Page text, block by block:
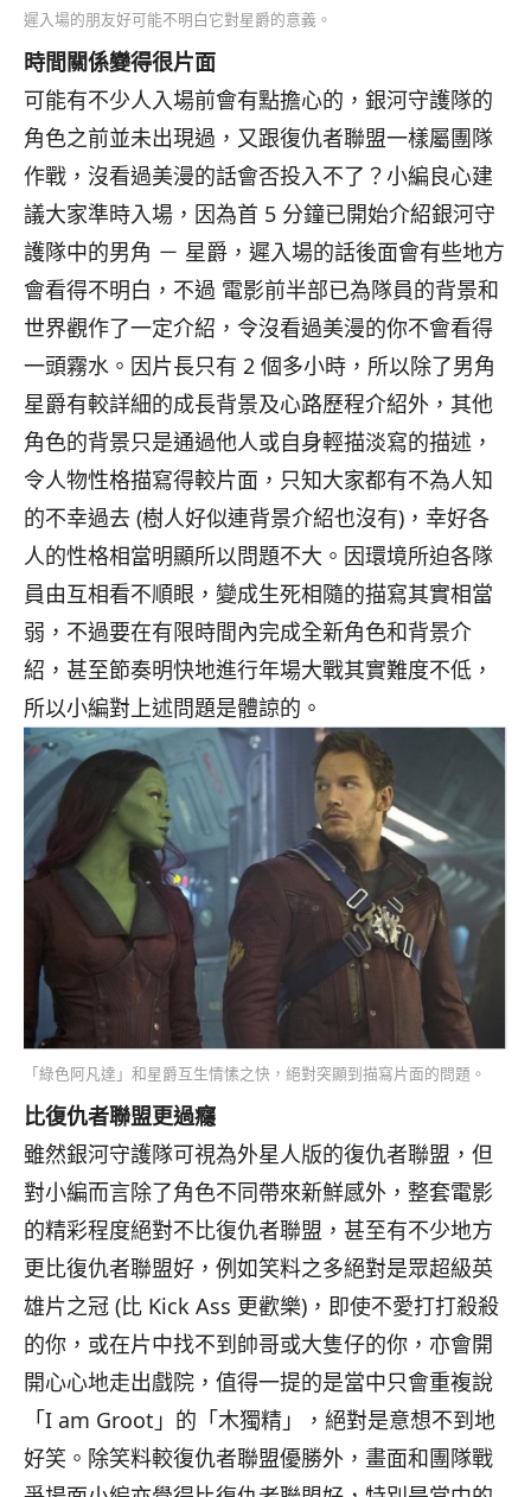
遲入場的朋友好可能不明白它對星爵的意義。
時間關係變得很片面
可能有不少人入場前會有點擔心的， 銀河守護隊的
角色之前並未出現過， 又跟復仇者聯盟一樣屬團隊
作戰，沒看過美漫的話會否投入不了？小編良心建
議大家準時入場，因為首 5 分鐘已開始介紹銀河守
護隊中的男角 － 星爵，遲入場的話後面會有些地方
會看得不明白，不過 電影前半部已為隊員的背景和
世界觀作了一定介紹， 令沒看過美漫的你不會看得
一頭霧水。因片長只有 2 個多小時， 所以除了男角
星爵有較詳細的成長背景及心路歷程介紹外， 其他
角色的背景只是通過他人或自身輕描淡寫的描述，
令人物性格描寫得較片面，只知大家都有不為人知
的不幸過去 (樹人好似連背景介紹也沒有)， 幸好各
人的性格相當明顯所以問題不大。 因環境所迫各隊
員由互相看不順眼， 變成生死相隨的描寫其實相當
弱， 不過要在有限時間內完成全新角色和背景介
紹， 甚至節奏明快地進行年場大戰其實難度不低，
所以小編對上述問題是體諒的。
「綠色阿凡達」和星爵互生情愫之快，絕對突顯到描寫片面的問題。
比復仇者聯盟更過癮
雖然銀河守護隊可視為外星人版的復仇者聯盟， 但
對小編而言除了角色不同帶來新鮮感外， 整套電影
的精彩程度絕對不比復仇者聯盟， 甚至有不少地方
更比復仇者聯盟好， 例如笑料之多絕對是眾超級英
雄片之冠 (比 Kick Ass 更歡樂)，即使不愛打打殺殺
的你， 或在片中找不到帥哥或大隻仔的你，亦會開
開心心地走出戲院， 值得一提的是當中只會重複說
「I am Groot」的「木獨精」，絕對是意想不到地
好笑。 除笑料較復仇者聯盟優勝外， 畫面和團隊戰